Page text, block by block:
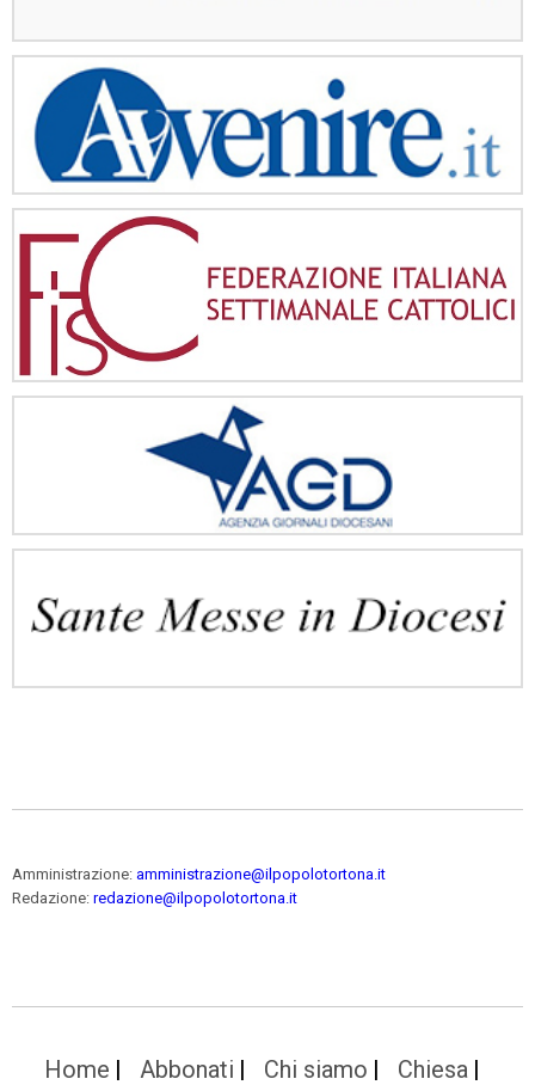
Amministrazione: amministrazione@ilpopolotortona.it
Redazione: redazione@ilpopolotortona.it
Home Abbonati Chi siamo
Chiesa